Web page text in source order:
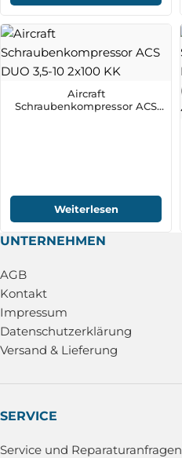
Aircraft
Schraubenkompressor ACS
Weiterlesen
UNTERNEHMEN
AGB
Kontakt
Impressum
Datenschutzerklärung
Versand & Lieferung
SERVICE
Service und Reparaturanfragen